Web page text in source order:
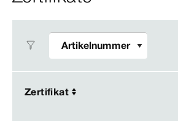
Zertifikat
Zertifikat